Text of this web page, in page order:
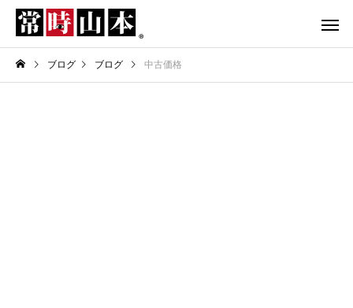
ブログ ブログ 中古価格